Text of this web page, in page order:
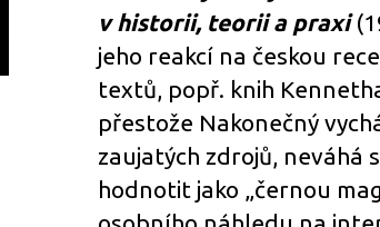
v historii, teorii a praxi
jeho reakcí na českou
textů, popř. knih
přestože Nakonečný
zaujatých zdrojů, neváhá
hodnotit jako „černou